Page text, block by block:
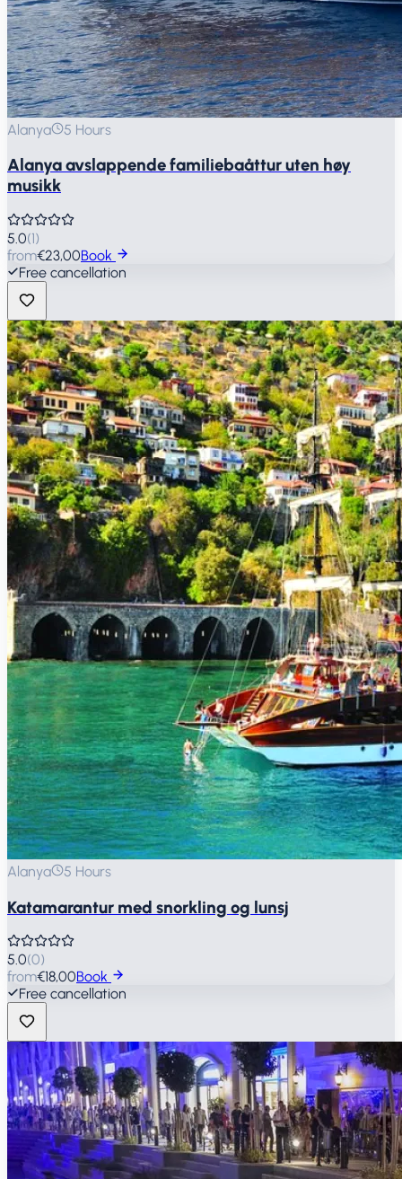
Alanya 5 Hours
Alanya avslappende familiebaåttur uten høy
musikk
5.0(1)
from€23,00Book
Free cancellation
Alanya 5 Hours
Katamarantur med snorkling og lunsj
5.0(0)
from€18,00Book
Free cancellation